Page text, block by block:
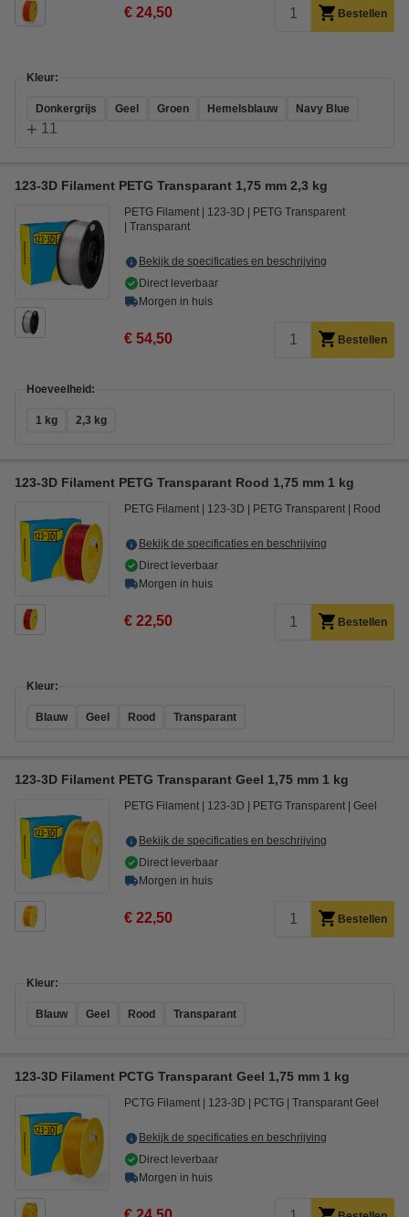
€ 24,50 Bestellen
Kleur:
Donkergrijs Geel Groen Hemelsblauw Navy Blue
+ 11
123-3D Filament PETG Transparant 1,75 mm 2,3 kg
PETG Filament 123-3D
PETG Transparent
Transparant
Bekijk de specificaties en beschrijving
Direct leverbaar
Morgen in huis
€ 54,50 Bestellen
Hoeveelheid:
1 kg 2,3 kg
123-3D Filament PETG Transparant Rood 1,75 mm 1 kg
PETG Filament 123-3D PETG Transparent Rood
Bekijk de specificaties en beschrijving
Direct leverbaar
Morgen in huis
€ 22,50 Bestellen
Kleur:
Blauw Geel Rood Transparant
123-3D Filament PETG Transparant Geel 1,75 mm 1 kg
PETG Filament 123-3D PETG Transparent Geel
Bekijk de specificaties en beschrijving
Direct leverbaar
Morgen in huis
€ 22,50 Bestellen
Kleur:
Blauw Geel Rood Transparant
123-3D Filament PCTG Transparant Geel 1,75 mm 1 kg
PCTG Filament 123-3D PCTG Transparant Geel
Bekijk de specificaties en beschrijving
Direct leverbaar
Morgen in huis